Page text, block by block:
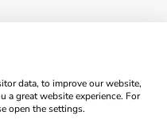
data, to improve our website,
a great website experience. For
open the settings.